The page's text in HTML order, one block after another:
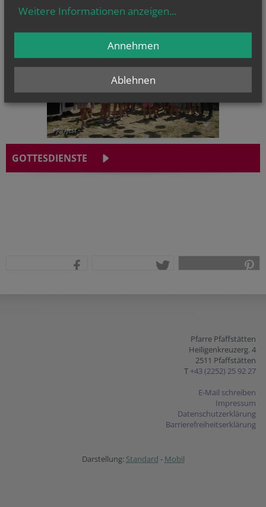
Pfarrfest
GOTTESDIENSTE
Pfarre Pfaffstätten
Heiligenkreuzerg. 4
2511 Pfaffstätten
T +43 (2252) 25 92 27
E-Mail schreiben
Impressum
Datenschutzerklärung
Barrierefreiheitserklärung
Darstellung: Standard - Mobil
Weitere Informationen anzeigen...
Ablehnen
Annehmen